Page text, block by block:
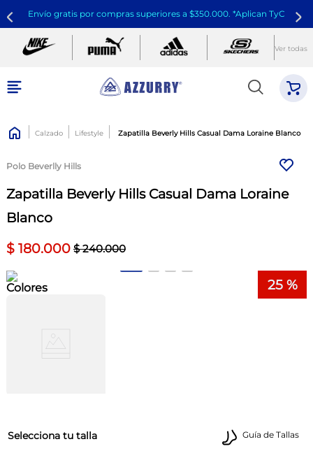
Envío gratis por compras superiores a $350.000. *Aplican TyC
Ver todas
Calzado Lifestyle Zapatilla Beverly Hills Casual Dama Loraine Blanco
Polo Beverlly Hills
Zapatilla Beverly Hills Casual Dama Loraine
Blanco
$ 180.000 $ 240.000
25 %
Colores
Guía de Tallas
talla